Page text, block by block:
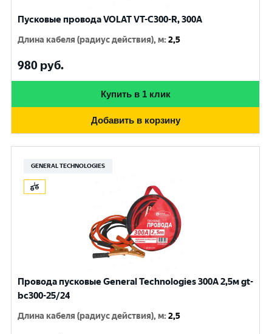
Пусковые провода VOLAT VT-C300-R, 300A
Длина кабеля (радиус действия), м:2,5
980 руб.
Купить в 1 клик
Добавить в корзину
GENERAL TECHNOLOGIES
Провода пусковые General Technologies 300A 2,5м gt-
bc300-25/24
Длина кабеля (радиус действия), м:2,5